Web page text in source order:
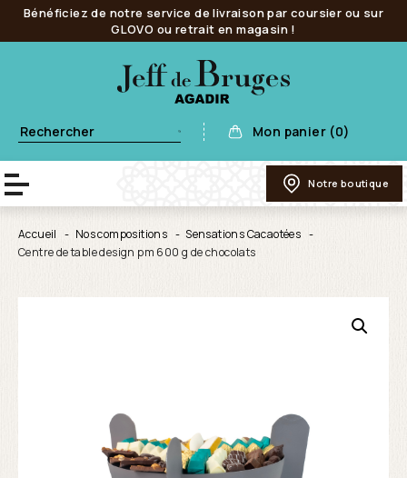
Bénéficiez de notre service de livraison par coursier ou sur
GLOVO ou retrait en magasin !
Mon panier (0)
Notre boutique
Accueil Nos compositions
Sensations Cacaotées
Centre de table design pm 600 g de chocolats